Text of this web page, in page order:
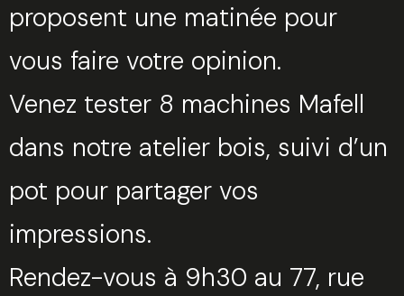
proposent une matinée pour
vous faire votre opinion.
Venez tester 8 machines Mafell
dans notre atelier bois, suivi d’un
pot pour partager vos
impressions.
Rendez-vous à 9h30 au 77, rue